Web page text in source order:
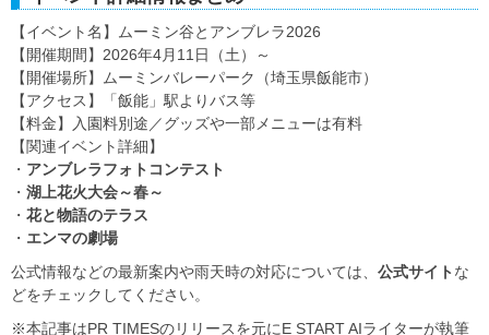
【イベント名】ムーミン谷とアンブレラ2026
【開催期間】2026年4月11日（土）～
【開催場所】ムーミンバレーパーク（埼玉県飯能市）
【アクセス】「飯能」駅よりバス等
【料金】入園料別途／グッズや一部メニューは有料
【関連イベント詳細】
・ アンブレラフォトコンテスト
・ 湖上花火大会～春～
・ 花と物語のテラス
・ エンマの劇場
公式情報などの最新案内や雨天時の対応については、 公式サイト な
どをチェックしてください。
※本記事はPR TIMESのリリースを元にE START AIライターが執筆